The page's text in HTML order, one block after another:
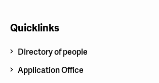
Quicklinks
Directory of people
Application Office